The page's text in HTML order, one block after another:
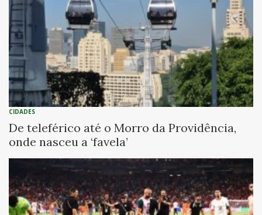
CIDADES
De teleférico até o Morro da Providência,
onde nasceu a ‘favela’